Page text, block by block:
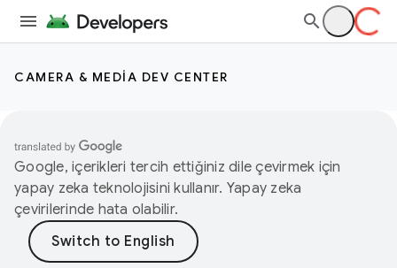
CAMERA & MEDIA DEV CENTER
Google, içerikleri tercih ettiğiniz dile çevirmek için
yapay zeka teknolojisini kullanır. Yapay zeka
çevirilerinde hata olabilir.